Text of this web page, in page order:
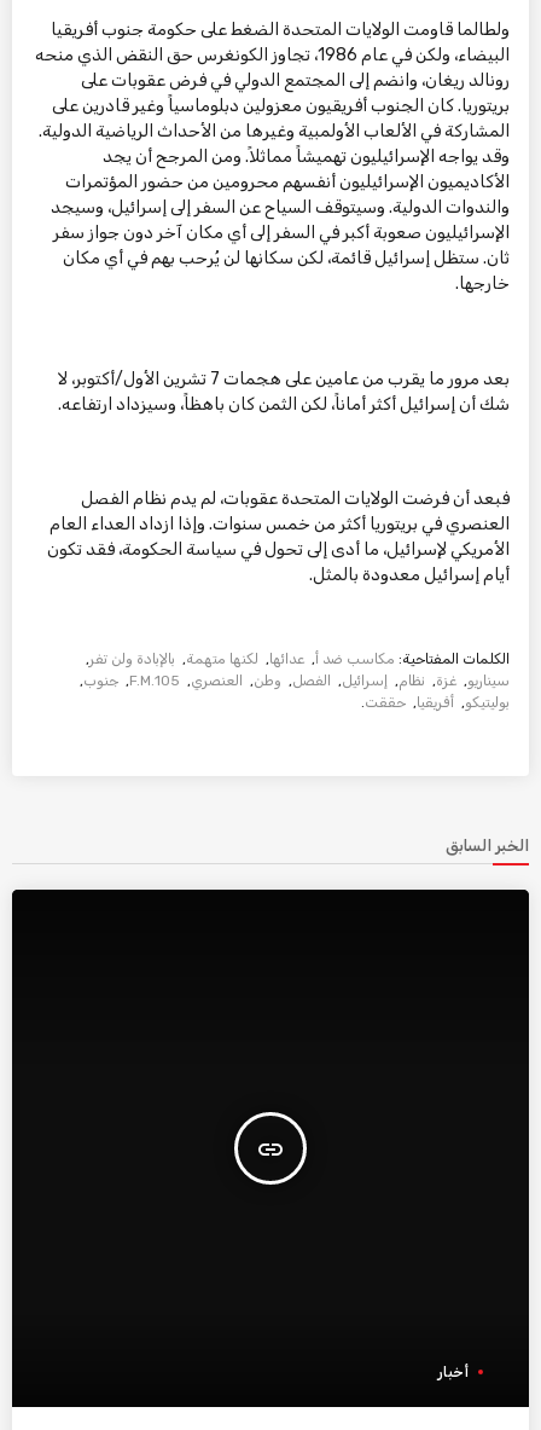
ولطالما قاومت الولايات المتحدة الضغط على حكومة جنوب أفريقيا
البيضاء، ولكن في عام 1986، تجاوز الكونغرس حق النقض الذي منحه
رونالد ريغان، وانضم إلى المجتمع الدولي في فرض عقوبات على
بريتوريا. كان الجنوب أفريقيون معزولين دبلوماسياً وغير قادرين على
المشاركة في الألعاب الأولمبية وغيرها من الأحداث الرياضية الدولية.
وقد يواجه الإسرائيليون تهميشاً مماثلاً. ومن المرجح أن يجد
الأكاديميون الإسرائيليون أنفسهم محرومين من حضور المؤتمرات
والندوات الدولية. وسيتوقف السياح عن السفر إلى إسرائيل، وسيجد
الإسرائيليون صعوبة أكبر في السفر إلى أي مكان آخر دون جواز سفر
ثان. ستظل إسرائيل قائمة، لكن سكانها لن يُرحب بهم في أي مكان
خارجها.
بعد مرور ما يقرب من عامين على هجمات 7 تشرين الأول/أكتوبر، لا
شك أن إسرائيل أكثر أماناً، لكن الثمن كان باهظاً، وسيزداد ارتفاعه.
فبعد أن فرضت الولايات المتحدة عقوبات، لم يدم نظام الفصل
العنصري في بريتوريا أكثر من خمس سنوات. وإذا ازداد العداء العام
الأمريكي لإسرائيل، ما أدى إلى تحول في سياسة الحكومة، فقد تكون
أيام إسرائيل معدودة بالمثل.
الكلمات المفتاحية: مكاسب ضد أ, عدائها, لكنها متهمة, بالإبادة ولن تفر,
سيناريو, غزة, نظام, إسرائيل, الفصل, وطن, العنصري,
105.F.M
, جنوب,
بوليتيكو, أفريقيا, حققت.
الخبر السابق
insert_link
أخبار